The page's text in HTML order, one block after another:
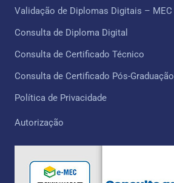
Validação de Diplomas Digitais – MEC
Consulta de Diploma Digital
Consulta de Certificado Técnico ​
Consulta de Certificado Pós-Graduação
Política de Privacidade
Autorização